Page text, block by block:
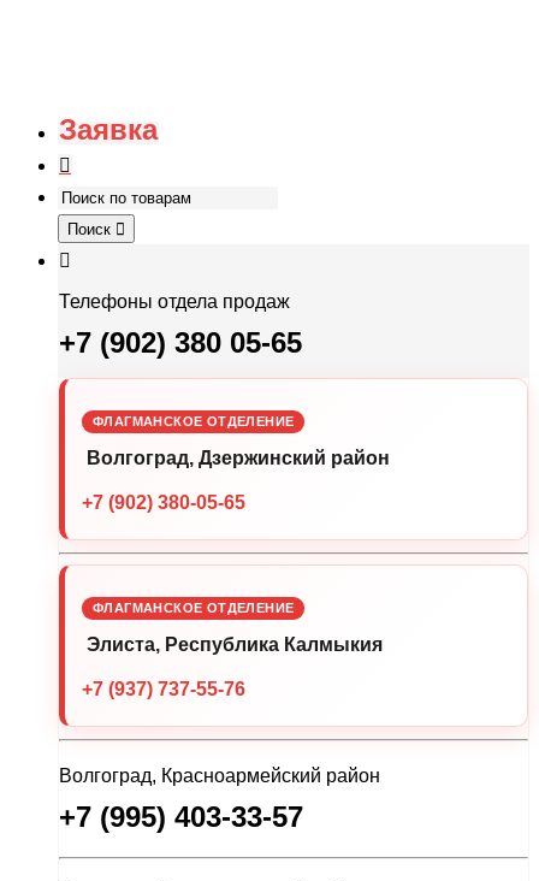
Заявка
Поиск
Телефоны отдела продаж
+7 (902) 380 05-65
ФЛАГМАНСКОЕ ОТДЕЛЕНИЕ
Волгоград, Дзержинский район
+7 (902) 380-05-65
ФЛАГМАНСКОЕ ОТДЕЛЕНИЕ
Элиста, Республика Калмыкия
+7 (937) 737-55-76
Волгоград, Красноармейский район
+7 (995) 403-33-57